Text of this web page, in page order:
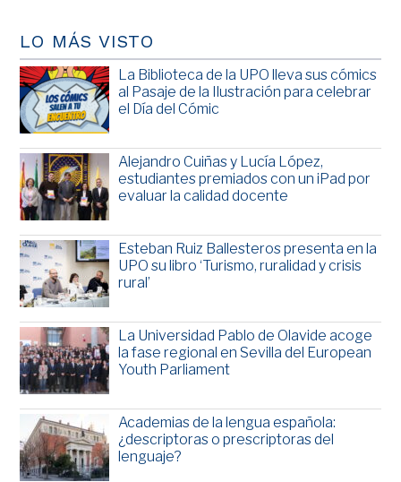
LO MÁS VISTO
La Biblioteca de la UPO lleva sus cómics
al Pasaje de la Ilustración para celebrar
el Día del Cómic
Alejandro Cuiñas y Lucía López,
estudiantes premiados con un iPad por
evaluar la calidad docente
Esteban Ruiz Ballesteros presenta en la
UPO su libro ‘Turismo, ruralidad y crisis
rural’
La Universidad Pablo de Olavide acoge
la fase regional en Sevilla del European
Youth Parliament
Academias de la lengua española:
¿descriptoras o prescriptoras del
lenguaje?